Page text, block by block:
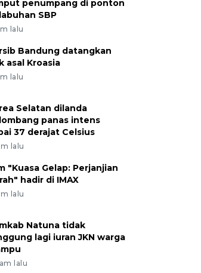
penumpang di ponton
SBP
lalu
Bandung datangkan
asal Kroasia
lalu
Selatan dilanda
panas intens
37 derajat Celsius
lalu
"Kuasa Gelap: Perjanjian
hadir di IMAX
lalu
Natuna tidak
lagi iuran JKN warga
lalu